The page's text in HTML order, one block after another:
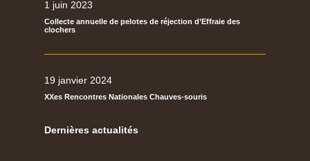
1 juin 2023
Collecte annuelle de pelotes de réjection d’Effraie des
clochers
19 janvier 2024
XXes Rencontres Nationales Chauves-souris
Dernières actualités